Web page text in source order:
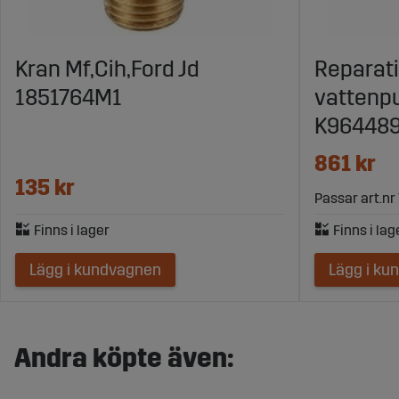
Kran Mf,Cih,Ford Jd
1851764M1
135 kr
Lägg i kundvagnen
861 kr
Passar art.nr
Lägg i
Andra köpte även: